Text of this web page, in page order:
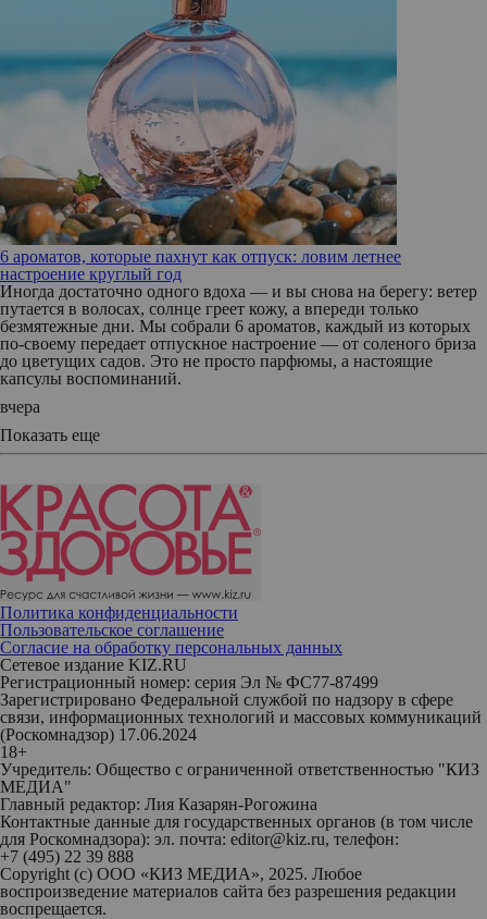
6 ароматов, которые пахнут как отпуск: ловим летнее
настроение круглый год
Иногда достаточно одного вдоха — и вы снова на берегу: ветер
путается в волосах, солнце греет кожу, а впереди только
безмятежные дни. Мы собрали 6 ароматов, каждый из которых
по‑своему передает отпускное настроение — от соленого бриза
до цветущих садов. Это не просто парфюмы, а настоящие
капсулы воспоминаний.
вчера
Показать еще
Политика конфиденциальности
Пользовательское соглашение
Согласие на обработку персональных данных
Сетевое издание KIZ.RU
Регистрационный номер: серия Эл № ФС77-87499
Зарегистрировано Федеральной службой по надзору в сфере
связи, информационных технологий и массовых коммуникаций
(Роскомнадзор) 17.06.2024
18+
Учредитель: Общество с ограниченной ответственностью "КИЗ
МЕДИА"
Главный редактор: Лия Казарян-Рогожина
Контактные данные для государственных органов (в том числе
для Роскомнадзора): эл. почта: editor@kiz.ru, телефон:
+7 (495) 22 39 888
Copyright (с) ООО «КИЗ МЕДИА», 2025. Любое
воспроизведение материалов сайта без разрешения редакции
воспрещается.